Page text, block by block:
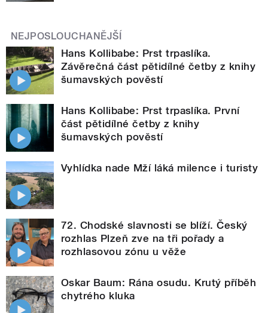
NEJPOSLOUCHANĚJŠÍ
Hans Kollibabe: Prst trpaslíka.
Závěrečná část pětidílné četby z knihy
šumavských pověstí
Hans Kollibabe: Prst trpaslíka. První
část pětidílné četby z knihy
šumavských pověstí
Vyhlídka nade Mží láká milence i turisty
72. Chodské slavnosti se blíží. Český
rozhlas Plzeň zve na tři pořady a
rozhlasovou zónu u věže
Oskar Baum: Rána osudu. Krutý příběh
chytrého kluka